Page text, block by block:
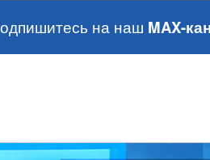
на наш MAX-